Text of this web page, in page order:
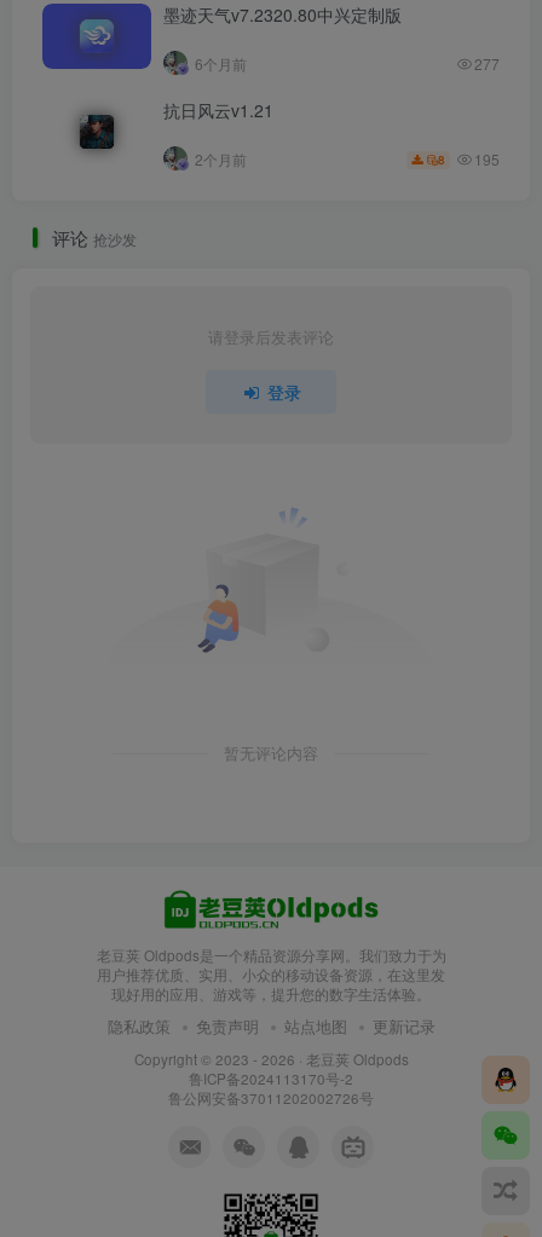
墨迹天气v7.2320.80中兴定制版
6个月前 277
抗日风云v1.21
2个月前 8 195
评论 抢沙发
请登录后发表评论
登录
暂无评论内容
老豆荚 Oldpods是一个精品资源分享网。我们致力于为
用户推荐优质、实用、小众的移动设备资源，在这里发
现好用的应用、游戏等，提升您的数字生活体验。
隐私政策 免责声明 站点地图 更新记录
Copyright © 2023 - 2026 · 老豆荚 Oldpods
鲁ICP备2024113170号-2
鲁公网安备37011202002726号